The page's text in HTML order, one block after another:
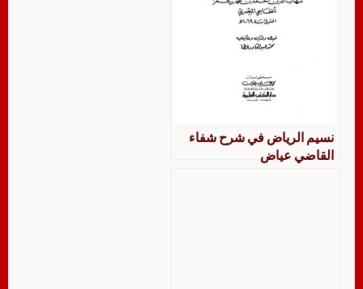
نسيم الرياض في شرح شفاء
القاضي عياض